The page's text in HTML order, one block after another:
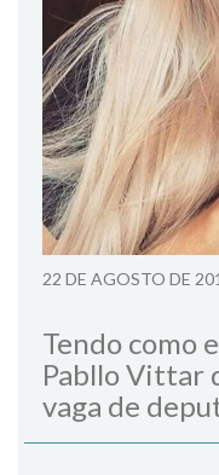
22 DE AGOSTO DE
Tendo como
Pabllo Vittar
vaga de